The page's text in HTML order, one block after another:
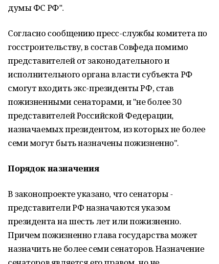
думы ФС РФ".
Согласно сообщению пресс-службы комитета по
госстроительству, в состав Совфеда помимо
представителей от законодательного и
исполнительного органа власти субъекта РФ
смогут входить экс-президенты РФ, став
пожизненными сенаторами, и "не более 30
представителей Российской Федерации,
назначаемых президентом, из которых не более
семи могут быть назначены пожизненно".
Порядок назначения
В законопроекте указано, что сенаторы -
представители РФ назначаются указом
президента на шесть лет или пожизненно.
Причем пожизненно глава государства может
назначить не более семи сенаторов. Назначение